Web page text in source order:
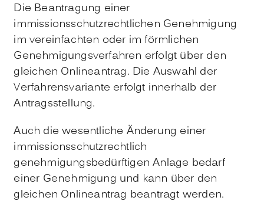
Die Beantragung einer
immissionsschutzrechtlichen Genehmigung
im vereinfachten oder im förmlichen
Genehmigungsverfahren erfolgt über den
gleichen Onlineantrag. Die Auswahl der
Verfahrensvariante erfolgt innerhalb der
Antragsstellung.
Auch die wesentliche Änderung einer
immissionsschutzrechtlich
genehmigungsbedürftigen Anlage bedarf
einer Genehmigung und kann über den
gleichen Onlineantrag beantragt werden.